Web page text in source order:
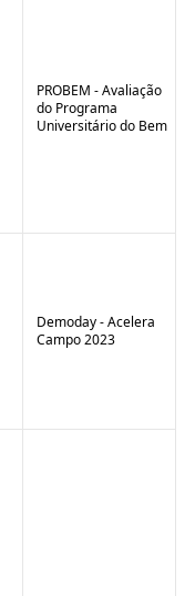
PROBEM - Avaliação
do Programa
Universitário do Bem
Demoday - Acelera
Campo 2023